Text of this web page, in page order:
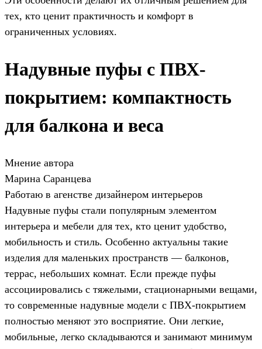
тех, кто ценит практичность и комфорт в
ограниченных условиях.
Надувные пуфы с ПВХ-
покрытием: компактность
для балкона и веса
Мнение автора
Марина Саранцева
Работаю в агенстве дизайнером интерьеров
Надувные пуфы стали популярным элементом
интерьера и мебели для тех, кто ценит удобство,
мобильность и стиль. Особенно актуальны такие
изделия для маленьких пространств — балконов,
террас, небольших комнат. Если прежде пуфы
ассоциировались с тяжелыми, стационарными вещами,
то современные надувные модели с ПВХ-покрытием
полностью меняют это восприятие. Они легкие,
мобильные, легко складываются и занимают минимум